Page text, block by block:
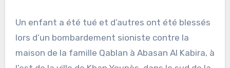
Un enfant a été tué et d’autres ont été blessés
lors d’un bombardement sioniste contre la
maison de la famille Qablan à Abasan Al Kabira, à